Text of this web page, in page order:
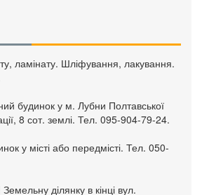
ламінату. Шліфування, лакування.
будинок у м. Лубни Полтавської
8 сот. землі. Тел. 095-904-79-24.
у місті або передмісті. Тел. 050-
ділянку в кінці вул.